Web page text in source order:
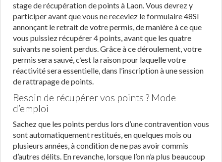
stage de récupération de points à Laon. Vous devrez y
participer avant que vous ne receviez le formulaire 48SI
annonçant le retrait de votre permis, de manière à ce que
vous puissiez récupérer 4 points, avant que les quatre
suivants ne soient perdus. Grâce à ce déroulement, votre
permis sera sauvé, c’est la raison pour laquelle votre
réactivité sera essentielle, dans l’inscription à une session
de rattrapage de points.
Besoin de récupérer vos points ? Mode
d’emploi
Sachez que les points perdus lors d’une contravention vous
sont automatiquement restitués, en quelques mois ou
plusieurs années, à condition de ne pas avoir commis
d’autres délits. En revanche, lorsque l’on n’a plus beaucoup